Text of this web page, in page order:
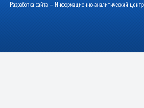
Разработка сайта — Информационно-аналитический центр